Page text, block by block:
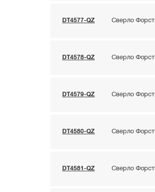
DT4577-QZ Сверло
DT4578-QZ Сверло
DT4579-QZ Сверло
DT4580-QZ Сверло
DT4581-QZ Сверло